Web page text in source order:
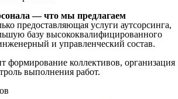
— что мы предлагаем
предоставляющая услуги аутсорсинга,
базу высококвалифицированного
и управленческий состав.
формирование коллективов, организация
выполнения работ.